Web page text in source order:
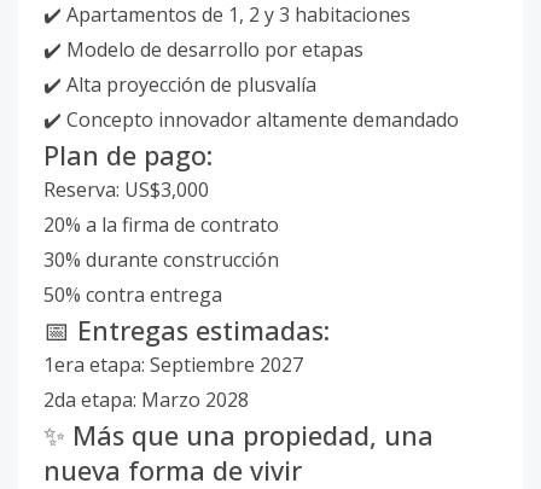
✔️ Apartamentos de 1, 2 y 3 habitaciones
✔️ Modelo de desarrollo por etapas
✔️ Alta proyección de plusvalía
✔️ Concepto innovador altamente demandado
Plan de pago:
Reserva: US$3,000
20% a la firma de contrato
30% durante construcción
50% contra entrega
📅 Entregas estimadas:
1era etapa: Septiembre 2027
2da etapa: Marzo 2028
✨ Más que una propiedad, una
nueva forma de vivir